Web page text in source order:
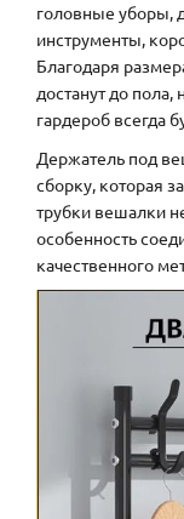
головные уборы,
инструменты,
Благодаря
достанут до
гардероб всегда
Держатель под
сборку, которая
трубки вешалки
особенность
качественного